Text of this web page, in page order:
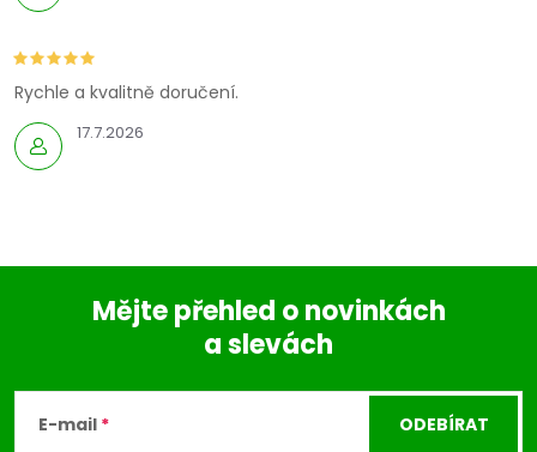
17.7.2026
Rychle a kvalitně doručení.
Mějte přehled o novinkách
a slevách
E-mail ODEBÍRAT